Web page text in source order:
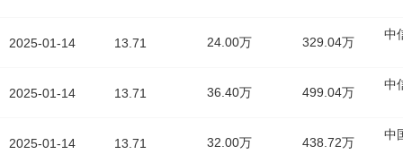
2025-01-14
2025-01-14
2025-01-14
13.71 24.00万 329.04万
中
13.71 36.40万 499.04万
中
13.71 32.00万 438.72万
中